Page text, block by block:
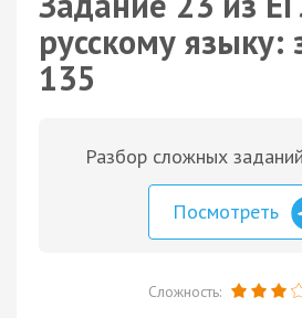
русскому языку:
135
Разбор сложных
Посмотреть
Сложность: